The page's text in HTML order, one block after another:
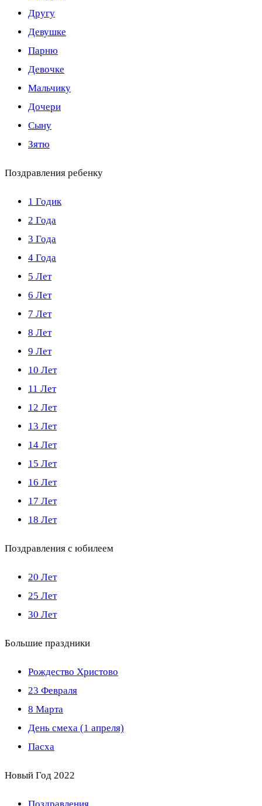
Другу
Девушке
Парню
Девочке
Мальчику
Дочери
Сыну
Зятю
Поздравления ребенку
1 Годик
2 Года
3 Года
4 Года
5 Лет
6 Лет
7 Лет
8 Лет
9 Лет
10 Лет
11 Лет
12 Лет
13 Лет
14 Лет
15 Лет
16 Лет
17 Лет
18 Лет
Поздравления с юбилеем
20 Лет
25 Лет
30 Лет
Большие праздники
Рождество Христово
23 Февраля
8 Марта
День смеха (1 апреля)
Пасха
Новый Год 2022
Поздравления